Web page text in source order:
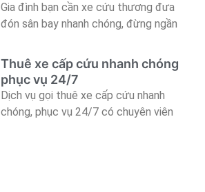
Gia đình bạn cần xe cứu thương đưa
đón sân bay nhanh chóng, đừng ngần
Thuê xe cấp cứu nhanh chóng
phục vụ 24/7
Dịch vụ gọi thuê xe cấp cứu nhanh
chóng, phục vụ 24/7 có chuyên viên